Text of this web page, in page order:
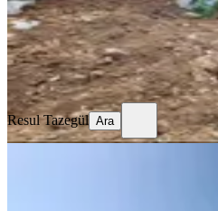
2.100.000 ₺
Resul Tazegül
Ara
Resul Tazegül Ara